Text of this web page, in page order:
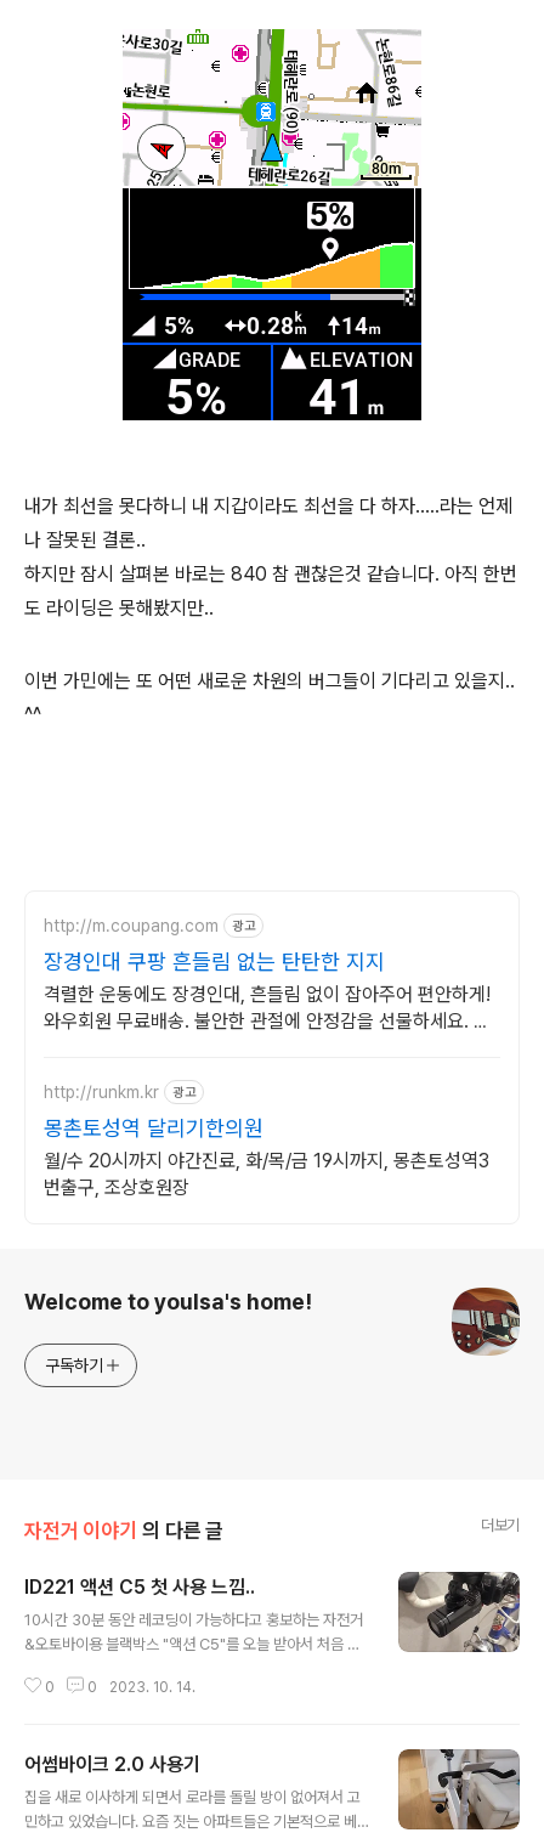
내가 최선을 못다하니 내 지갑이라도 최선을 다 하자.....라는 언제
나 잘못된 결론..
하지만 잠시 살펴본 바로는 840 참 괜찮은것 같습니다. 아직 한번
도 라이딩은 못해봤지만..
이번 가민에는 또 어떤 새로운 차원의 버그들이 기다리고 있을지..
^^
http://m.coupang.com 광고
장경인대 쿠팡 흔들림 없는 탄탄한 지지
격렬한 운동에도 장경인대, 흔들림 없이 잡아주어 편안하게!
와우회원 무료배송. 불안한 관절에 안정감을 선물하세요. 스
http://runkm.kr 광고
몽촌토성역 달리기한의원
월/수 20시까지 야간진료, 화/목/금 19시까지, 몽촌토성역3
번출구, 조상호원장
Welcome to youlsa's home!
구독하기
자전거 이야기 의 다른 글 더보기
ID221 액션 C5 첫 사용 느낌..
10시간 30분 동안 레코딩이 가능하다고 홍보하는 자전거
&오토바이용 블랙박스 "액션 C5"를 오늘 받아서 처음 써
깔끔한 디자인과 가벼운 무게입니다. 스펙상 237g인 기존
다. 제공된 볼트로 마운트를 고정합니다. 충전을 위해서는
뒤 뚜껑을 따야 합니다. 자석으로 철썩 붙는 방식이고 고정
용 노치가 달려 있습니다. 자체 앱을 이용해서 몇가지 설정
0 0 2023. 10. 14.
어썸바이크 2.0 사용기
집을 새로 이사하게 되면서 로라를 돌릴 방이 없어져서 고
민하고 있었습니다. 요즘 짓는 아파트들은 기본적으로 베